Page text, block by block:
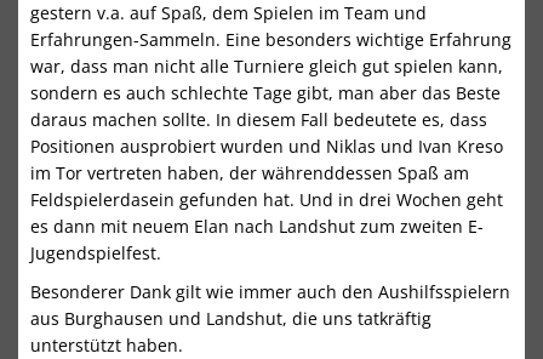
gestern v.a. auf Spaß, dem Spielen im Team und
Erfahrungen-Sammeln. Eine besonders wichtige Erfahrung
war, dass man nicht alle Turniere gleich gut spielen kann,
sondern es auch schlechte Tage gibt, man aber das Beste
daraus machen sollte. In diesem Fall bedeutete es, dass
Positionen ausprobiert wurden und Niklas und Ivan Kreso
im Tor vertreten haben, der währenddessen Spaß am
Feldspielerdasein gefunden hat. Und in drei Wochen geht
es dann mit neuem Elan nach Landshut zum zweiten E-
Jugendspielfest.
Besonderer Dank gilt wie immer auch den Aushilfsspielern
aus Burghausen und Landshut, die uns tatkräftig
unterstützt haben.